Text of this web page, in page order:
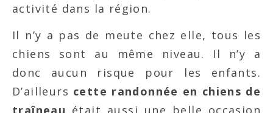
activité dans la région.
Il n’y a pas de meute chez elle, tous les
chiens sont au même niveau. Il n’y a
donc aucun risque pour les enfants.
D’ailleurs cette randonnée en chiens de
traîneau était aussi une belle occasion